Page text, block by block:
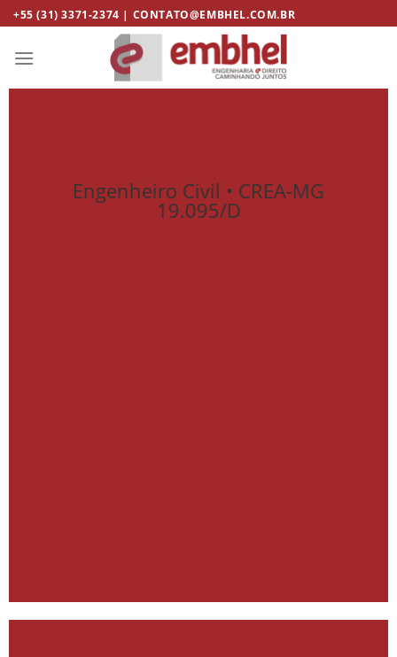
Skip
to
content
+55 (31) 3371-2374 | CONTATO@EMBHEL.COM.BR
Engenheiro Civil • CREA-MG
19.095/D